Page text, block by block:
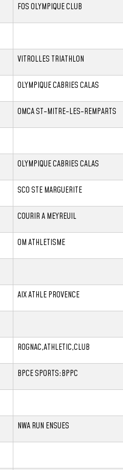
FOS OLYMPIQUE CLUB
VITROLLES TRIATHLON
OLYMPIQUE CABRIES CALAS
OMCA ST-MITRE-LES-REMPARTS
OLYMPIQUE CABRIES CALAS
SCO STE MARGUERITE
COURIR A MEYREUIL
OM ATHLETISME
AIX ATHLE PROVENCE
ROGNAC,ATHLETIC,CLUB
BPCE SPORTS:BPPC
NWA RUN ENSUES